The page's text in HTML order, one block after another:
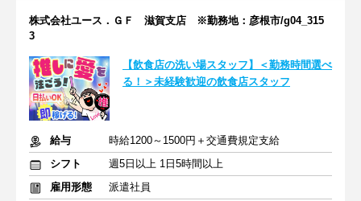
株式会社ユース．ＧＦ 滋賀支店 ※勤務地：彦根市/g04_315
3
【飲食店の洗い場スタッフ】＜勤務時間選べ
る！＞未経験歓迎の飲食店スタッフ
給与
時給1200～1500円＋交通費規定支給
シフト
週5日以上 1日5時間以上
雇用形態
派遣社員